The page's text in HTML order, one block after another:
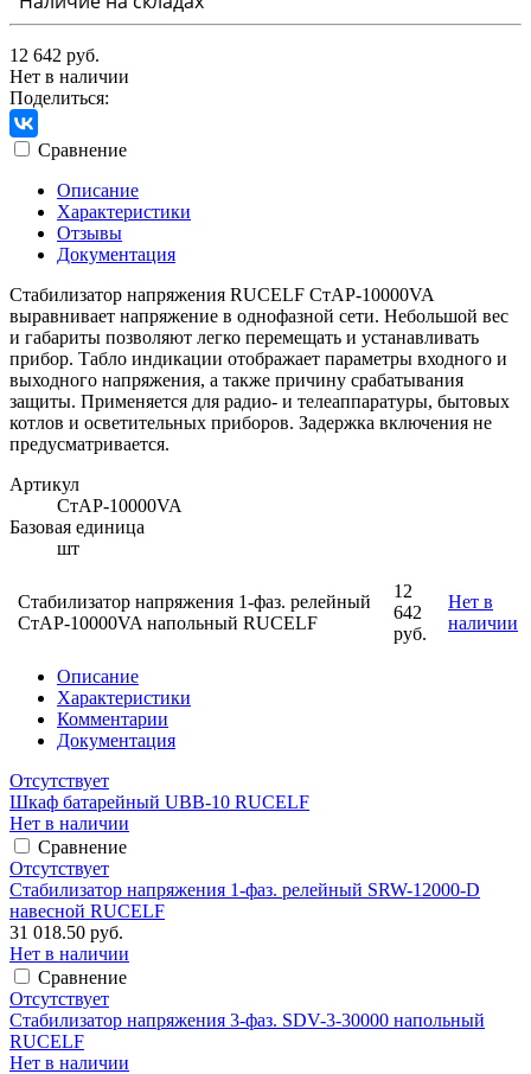
12 642 руб.
Нет в наличии
Поделиться:
Сравнение
Описание
Характеристики
Отзывы
Документация
Стабилизатор напряжения RUCELF СтАР-10000VA
выравнивает напряжение в однофазной сети. Небольшой вес
и габариты позволяют легко перемещать и устанавливать
прибор. Табло индикации отображает параметры входного и
выходного напряжения, а также причину срабатывания
защиты. Применяется для радио- и телеаппаратуры, бытовых
котлов и осветительныx приборов. Задержка включения не
предусматривается.
Артикул
СтАР-10000VA
Базовая единица
шт
Стабилизатор напряжения 1-фаз. релейный
СтАР-10000VA напольный RUCELF
12
642
руб.
Нет в
наличии
Описание
Характеристики
Комментарии
Документация
Отсутствует
Шкаф батарейный UBB-10 RUCELF
Нет в наличии
Сравнение
Отсутствует
Стабилизатор напряжения 1-фаз. релейный SRW-12000-D
навесной RUCELF
31 018.50 руб.
Нет в наличии
Сравнение
Отсутствует
Стабилизатор напряжения 3-фаз. SDV-3-30000 напольный
RUCELF
Нет в наличии